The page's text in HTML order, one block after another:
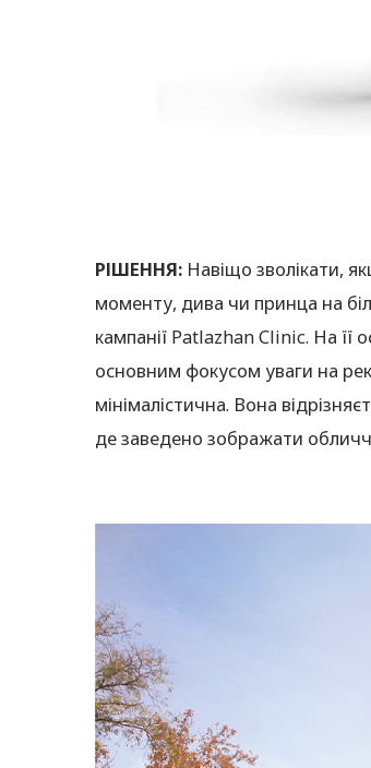
РІШЕННЯ: Навіщо зволікати,
моменту, дива чи принца на
кампанії Patlazhan Clinic. На її
основним фокусом уваги на
мінімалістична. Вона
де заведено зображати